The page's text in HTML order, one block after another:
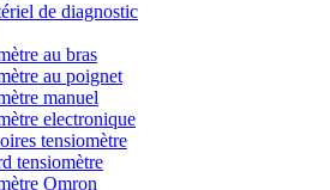
de diagnostic
au bras
au poignet
manuel
electronique
tensiomètre
tensiomètre
Omron